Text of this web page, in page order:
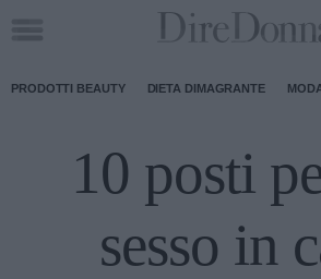
PRODOTTI BEAUTY DIETA DIMAGRANTE
10 posti
sesso in